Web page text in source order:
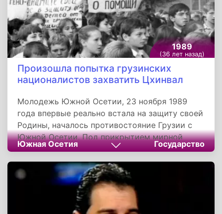
1989
(36 лет назад)
Произошла попытка грузинских
националистов захватить Цхинвал
Молодежь Южной Осетии, 23 ноября 1989
года впервые реально встала на защиту своей
Родины, началось противостояние Грузии с
Южной Осетии. Под прикрытием мирной
демонстрации, националисты во главе с
Звиадом Гамсахурдия организовали в этот
день многотысячное шествие на Цхинвал. Для
маленького Цхинвала, это было равносильно
войне. Стихийно образовавшаяся небольшая
группа югоосетинских молодых людей
Южная Осетия Государство